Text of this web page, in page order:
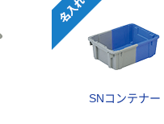
SNコンテナー